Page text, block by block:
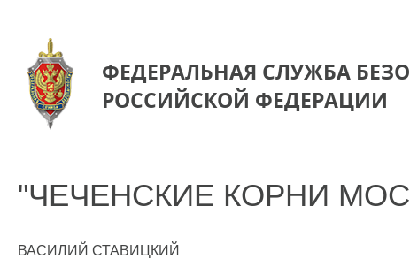
ФЕДЕРАЛЬНАЯ СЛУЖБА
РОССИЙСКОЙ ФЕДЕРАЦИИ
"ЧЕЧЕНСКИЕ КОРНИ
ВАСИЛИЙ СТАВИЦКИЙ